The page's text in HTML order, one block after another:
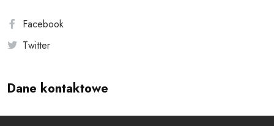
Facebook
Twitter
Dane kontaktowe